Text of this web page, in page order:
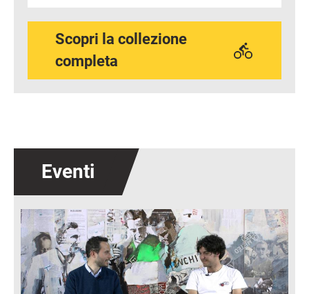
Scopri la collezione
completa
Eventi
Immagine